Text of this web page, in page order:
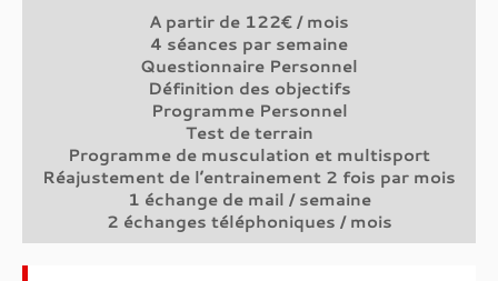
A partir de 122€ / mois
4 séances par semaine
Questionnaire Personnel
Définition des objectifs
Programme Personnel
Test de terrain
Programme de musculation et multisport
Réajustement de l’entrainement 2 fois par mois
1 échange de mail / semaine
2 échanges téléphoniques / mois